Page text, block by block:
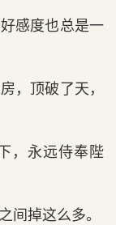
感度也总是一
，顶破了天，
，永远侍奉陛
间掉这么多。